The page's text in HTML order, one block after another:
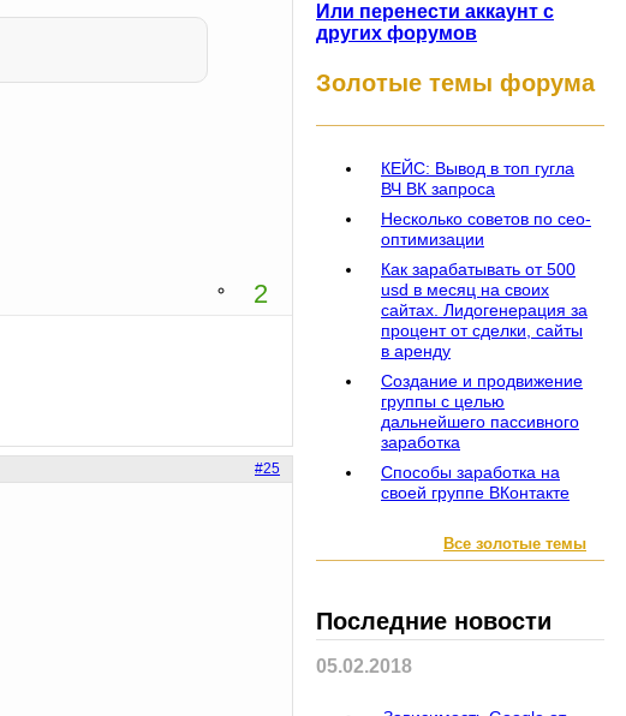
2
#25
Или перенести аккаунт с
других форумов
Золотые темы форума
КЕЙС: Вывод в топ гугла
ВЧ ВК запроса
Несколько советов по сео-
оптимизации
Как зарабатывать от 500
usd в месяц на своих
сайтах. Лидогенерация за
процент от сделки, сайты
в аренду
Создание и продвижение
группы с целью
дальнейшего пассивного
заработка
Способы заработка на
своей группе ВКонтакте
Все золотые темы
Последние новости
05.02.2018